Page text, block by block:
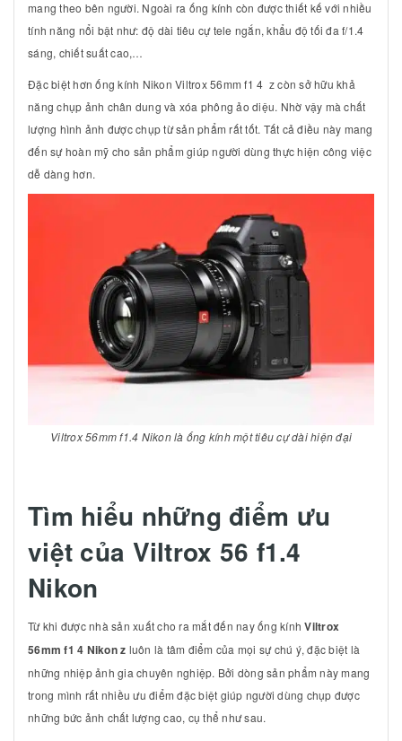
mang theo bên người. Ngoài ra ống kính còn được thiết kế với nhiều
tính năng nổi bật như: độ dài tiêu cự tele ngắn, khẩu độ tối đa f/1.4
sáng, chiết suất cao,…
Đặc biệt hơn ống kính Nikon Viltrox 56mm f1 4 z còn sở hữu khả
năng chụp ảnh chân dung và xóa phông ảo diệu. Nhờ vậy mà chất
lượng hình ảnh được chụp từ sản phẩm rất tốt. Tất cả điều này mang
đến sự hoàn mỹ cho sản phẩm giúp người dùng thực hiện công việc
dễ dàng hơn.
Viltrox 56mm f1.4 Nikon là ống kính một tiêu cự dài hiện đại
Tìm hiểu những điểm ưu
việt của Viltrox 56 f1.4
Nikon
Từ khi được nhà sản xuất cho ra mắt đến nay ống kínhViltrox
56mm f1 4 Nikon z luôn là tâm điểm của mọi sự chú ý, đặc biệt là
những nhiệp ảnh gia chuyên nghiệp. Bởi dòng sản phẩm này mang
trong mình rất nhiều ưu điểm đặc biệt giúp người dùng chụp được
những bức ảnh chất lượng cao, cụ thể như sau.